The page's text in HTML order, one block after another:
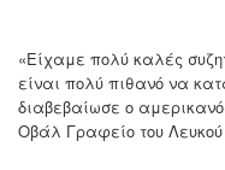
«Είχαμε πολύ καλές
είναι πολύ πιθανό να
διαβεβαίωσε ο
Οβάλ Γραφείο του Λευκού